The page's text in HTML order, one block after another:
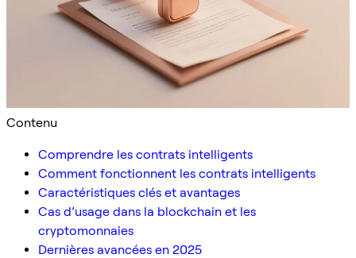
Contenu
Comprendre les contrats intelligents
Comment fonctionnent les contrats intelligents
Caractéristiques clés et avantages
Cas d’usage dans la blockchain et les
cryptomonnaies
Dernières avancées en 2025